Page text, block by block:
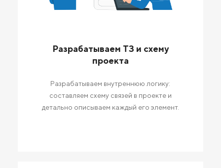
Разрабатываем ТЗ и схему
проекта
Разрабатываем внутреннюю логику:
составляем схему связей в проекте и
детально описываем каждый его элемент.